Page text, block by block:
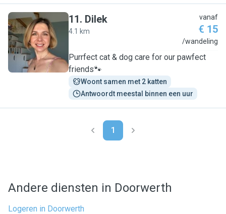
D
11. Dilek
4.1 km
vanaf
€ 15
/wandeling
Purrfect cat & dog care for our pawfect
friends🐾
Woont samen met 2 katten
Antwoordt meestal binnen een uur
1
Andere diensten in Doorwerth
Logeren in Doorwerth